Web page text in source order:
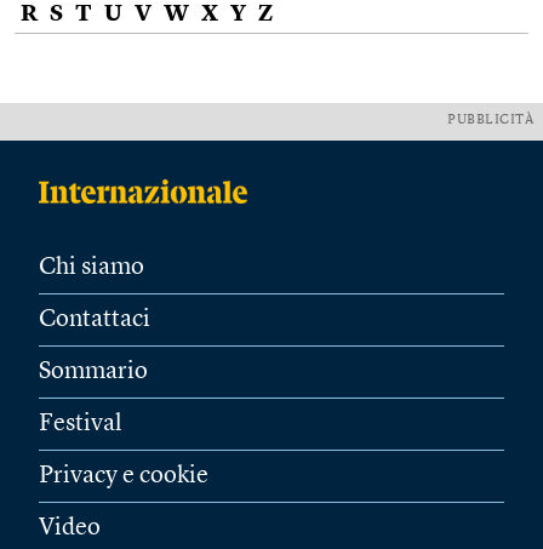
R S T U V W X Y Z
PUBBLICITÀ
Chi siamo
Contattaci
Sommario
Festival
Privacy e cookie
Video